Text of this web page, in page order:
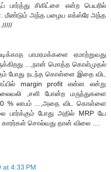
பார்த்து சிகிட்சை என்ற பெயரில்
மீண்டும் அந்த பழைய எக்ஸ்ரே அந்த
பாமரமக்களை ஏமாற்றுவது
...,நான் மொத்த கொள்முதல்
போது நடந்த கொள்ளை இதை விட
margin profit என்ன என்று
,சளி போன்ற மருந்துகளை
% லாபம் ...,அதை விட கொள்ளை
பார்க்கும் போது அதில் MRP யே
காரர்கள் சொல்வது தான் விலை ....
at 4:33 PM